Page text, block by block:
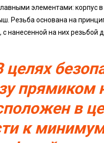
элементами: корпус
Резьба основана на
нанесенной на них резьбой
прямиком
в
к